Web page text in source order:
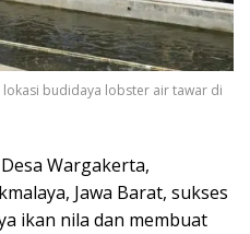
lokasi budidaya lobster air tawar di
Wargakerta,
Jawa Barat, sukses
ikan nila dan membuat